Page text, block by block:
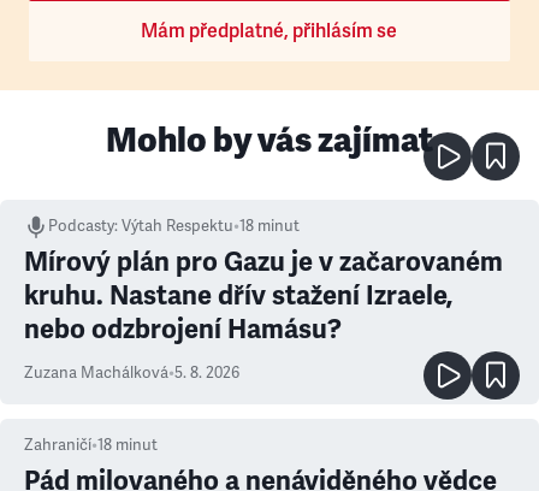
Mám předplatné, přihlásím se
Mohlo by vás zajímat
Podcasty:Výtah Respektu•18 minut
Mírový plán pro Gazu je v začarovaném
kruhu. Nastane dřív stažení Izraele,
nebo odzbrojení Hamásu?
Zuzana Machálková•5. 8. 2026
Zahraničí•18 minut
Pád milovaného a nenáviděného vědce